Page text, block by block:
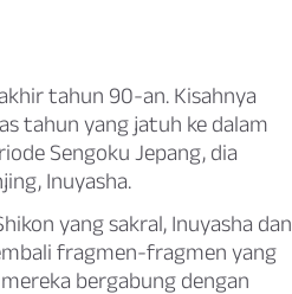
tahun 90-an. Kisahnya
tahun yang jatuh ke dalam
Sengoku Jepang, dia
Inuyasha.
yang sakral, Inuyasha dan
fragmen-fragmen yang
bergabung dengan